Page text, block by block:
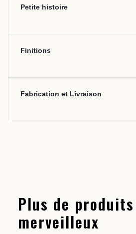
Petite histoire
Finitions
Fabrication et Livraison
Plus de produits
merveilleux